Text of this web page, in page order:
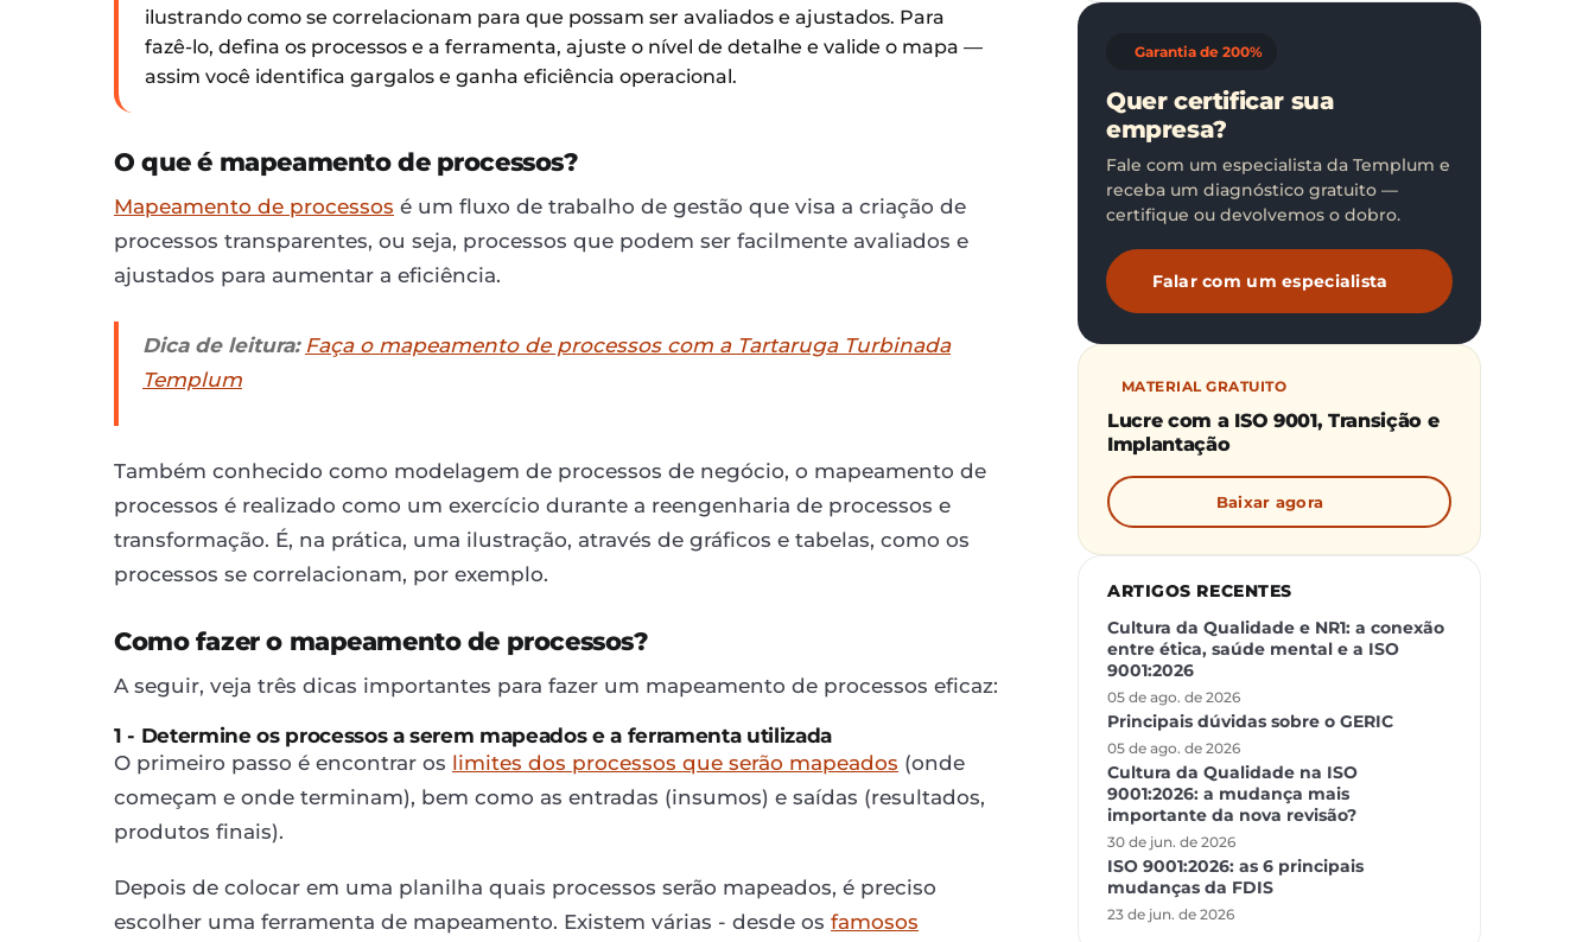
ilustrando como se correlacionam para que possam ser avaliados e ajustados. Para
fazê-lo, defina os processos e a ferramenta, ajuste o nível de detalhe e valide o mapa —
assim você identifica gargalos e ganha eficiência operacional.
O que é mapeamento de processos?
Mapeamento de processos é um fluxo de trabalho de gestão que visa a criação de
processos transparentes, ou seja, processos que podem ser facilmente avaliados e
ajustados para aumentar a eficiência.
Dica de leitura: Faça o mapeamento de processos com a Tartaruga Turbinada
Templum
Também conhecido como modelagem de processos de negócio, o mapeamento de
processos é realizado como um exercício durante a reengenharia de processos e
transformação. É, na prática, uma ilustração, através de gráficos e tabelas, como os
processos se correlacionam, por exemplo.
Como fazer o mapeamento de processos?
A seguir, veja três dicas importantes para fazer um mapeamento de processos eficaz:
1 - Determine os processos a serem mapeados e a ferramenta utilizada
O primeiro passo é encontrar os limites dos processos que serão mapeados (onde
começam e onde terminam), bem como as entradas (insumos) e saídas (resultados,
produtos finais).
Depois de colocar em uma planilha quais processos serão mapeados, é preciso
escolher uma ferramenta de mapeamento. Existem várias - desde os famosos
Garantia de 200%
Quer certificar sua
empresa?
Fale com um especialista da Templum e
receba um diagnóstico gratuito —
certifique ou devolvemos o dobro.
Falar com um especialista
MATERIAL GRATUITO
Lucre com a ISO 9001, Transição e
Implantação
Baixar agora
ARTIGOS RECENTES
Cultura da Qualidade e NR1: a conexão
entre ética, saúde mental e a ISO
9001:2026
05 de ago. de 2026
Principais dúvidas sobre o GERIC
05 de ago. de 2026
Cultura da Qualidade na ISO
9001:2026: a mudança mais
importante da nova revisão?
30 de jun. de 2026
ISO 9001:2026: as 6 principais
mudanças da FDIS
23 de jun. de 2026